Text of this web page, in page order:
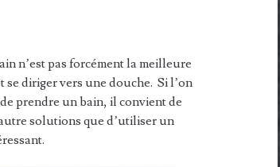
n’est pas forcément la meilleure
diriger vers une douche. Si l’on
prendre un bain, il convient de
solutions que d’utiliser un